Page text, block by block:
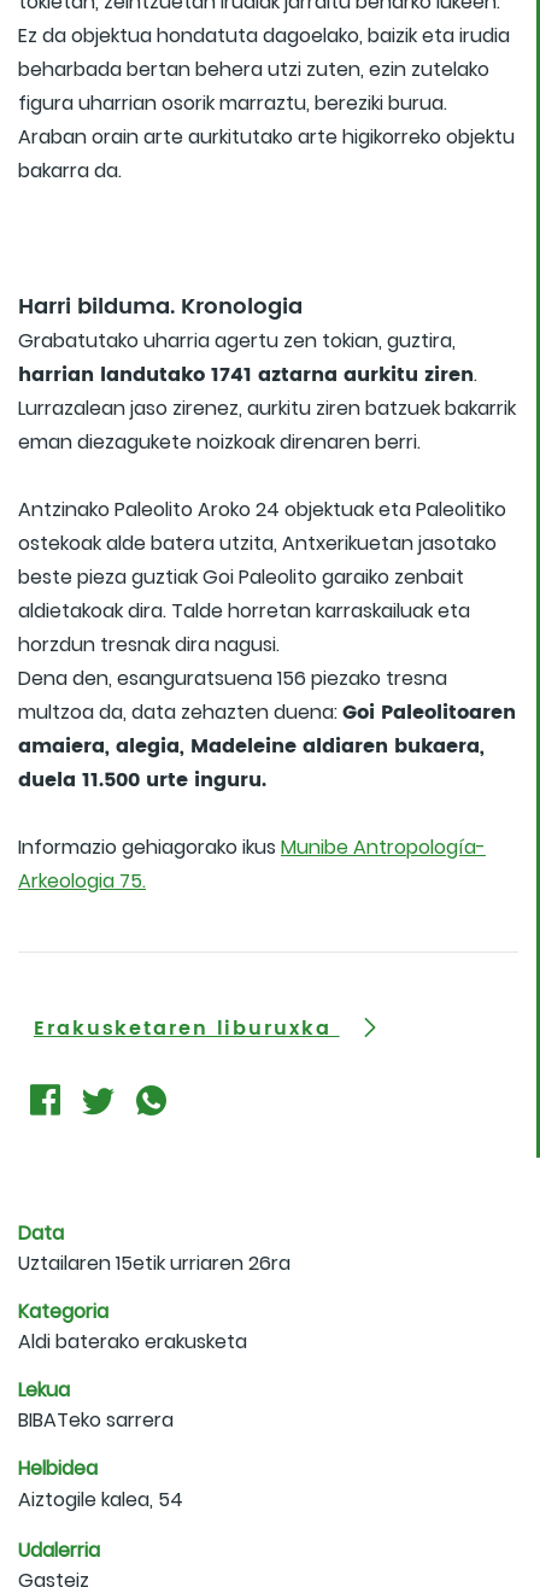
Ez da objektua hondatuta dagoelako, baizik eta irudia
beharbada bertan behera utzi zuten, ezin zutelako
figura uharrian osorik marraztu, bereziki burua.
Araban orain arte aurkitutako arte higikorreko objektu
bakarra da.
Harri bilduma. Kronologia
Grabatutako uharria agertu zen tokian, guztira,
harrian landutako 1741 aztarna aurkitu ziren.
Lurrazalean jaso zirenez, aurkitu ziren batzuek bakarrik
eman diezagukete noizkoak direnaren berri.
Antzinako Paleolito Aroko 24 objektuak eta Paleolitiko
ostekoak alde batera utzita, Antxerikuetan jasotako
beste pieza guztiak Goi Paleolito garaiko zenbait
aldietakoak dira. Talde horretan karraskailuak eta
horzdun tresnak dira nagusi.
Dena den, esanguratsuena 156 piezako tresna
multzoa da, data zehazten duena:Goi Paleolitoaren
amaiera, alegia, Madeleine aldiaren bukaera,
duela 11.500 urte inguru.
Informazio gehiagorako ikus Munibe Antropología-
Arkeologia 75.
Erakusketaren liburuxka
Data
Uztailaren 15etik urriaren 26ra
Kategoria
Aldi baterako erakusketa
Lekua
BIBATeko sarrera
Helbidea
Aiztogile kalea, 54
Udalerria
Gasteiz